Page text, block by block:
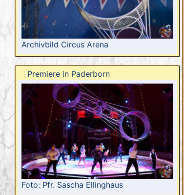
Archivbild Circus Arena
Premiere in Paderborn
Foto: Pfr. Sascha Ellinghaus